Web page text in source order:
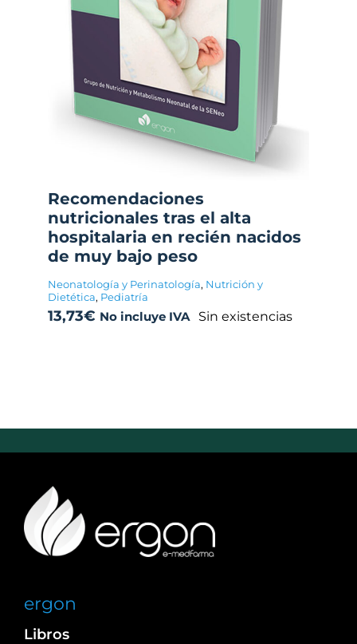
Recomendaciones
nutricionales tras el alta
hospitalaria en recién nacidos
de muy bajo peso
Neonatología y Perinatología, Nutrición y
Dietética, Pediatría
13,73€ No incluye IVA Sin existencias
ergon
Libros